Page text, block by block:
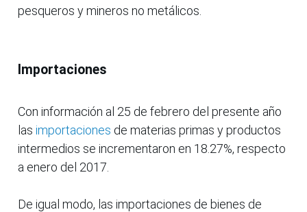
pesqueros y mineros no metálicos.
Importaciones
Con información al 25 de febrero del presente año
las importaciones de materias primas y productos
intermedios se incrementaron en 18.27%, respecto
a enero del 2017.
De igual modo, las importaciones de bienes de